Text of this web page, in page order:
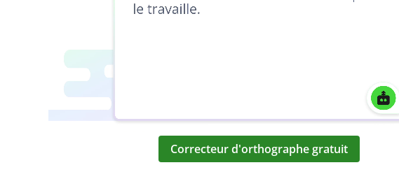
Correcteur d'orthographe gratuit